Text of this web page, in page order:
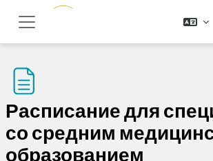
Перейти к основному содержанию
Расписание для
со средним
образованием